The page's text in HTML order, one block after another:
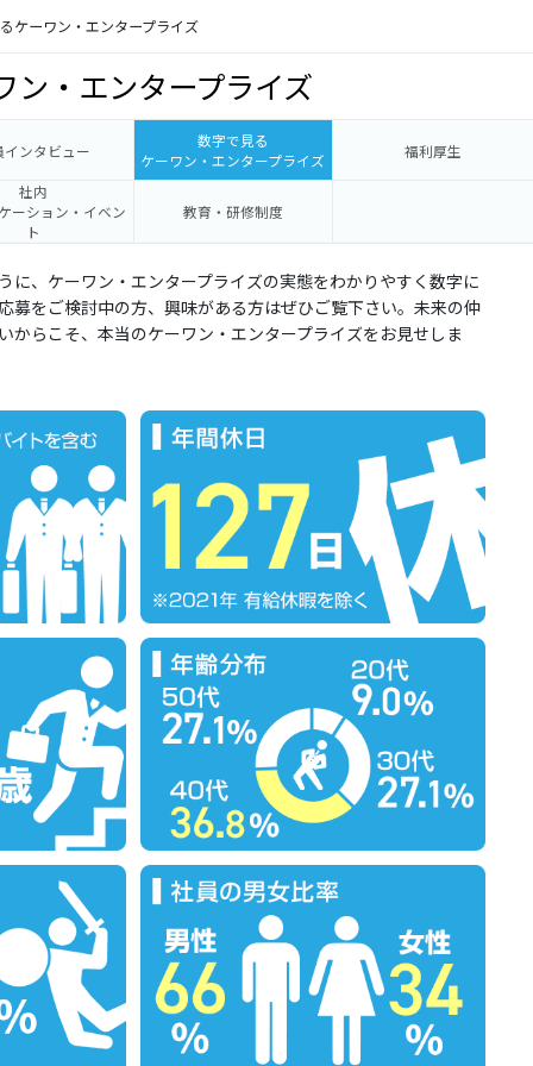
ケーワン・エンタープライズ
ン・エンタープライズ
インタビュー
数字で見る
ケーワン・エンタープライズ
福利厚生
社内
ーション・イベン
ト
教育・研修制度
に、ケーワン・エンタープライズの実態をわかりやすく数字に
募をご検討中の方、興味がある方はぜひご覧下さい。未来の仲
からこそ、本当のケーワン・エンタープライズをお見せしま